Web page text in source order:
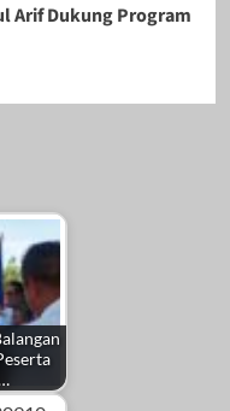
Arif Dukung Program